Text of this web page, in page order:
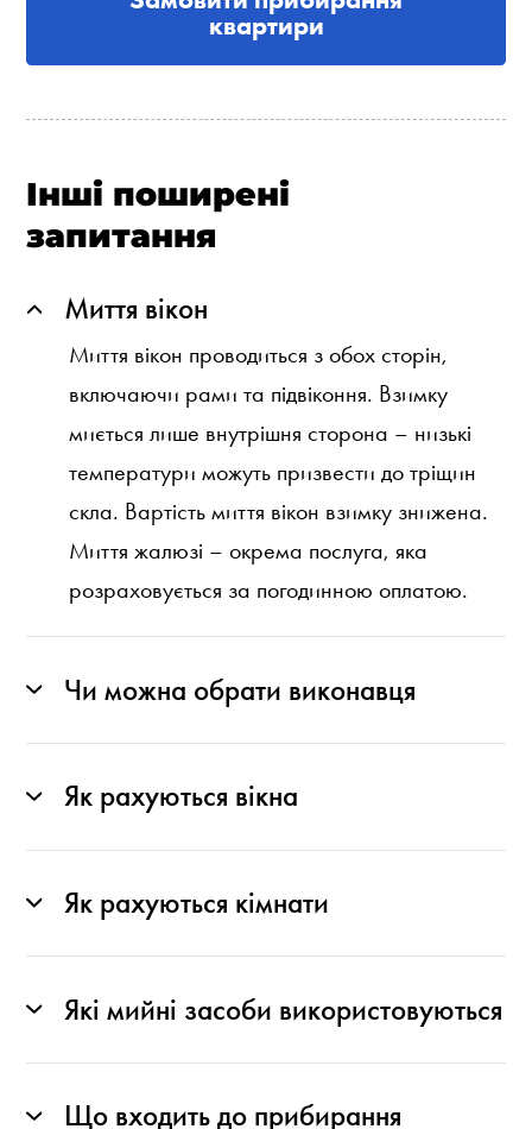
квартири
Інші поширені
запитання
Миття вікон
Миття вікон проводиться з обох сторін,
включаючи рами та підвіконня. Взимку
миється лише внутрішня сторона – низькі
температури можуть призвести до тріщин
скла. Вартість миття вікон взимку знижена.
Миття жалюзі – окрема послуга, яка
розраховується за погодинною оплатою.
Чи можна обрати виконавця
Як рахуються вікна
Як рахуються кімнати
Які мийні засоби використовуються
Що входить до прибирання